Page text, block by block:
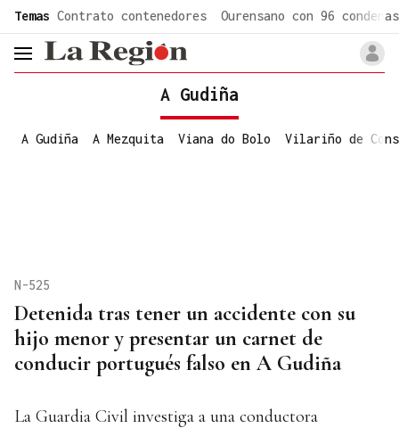
Temas Contrato contenedores Ourensano con 96 condenas
header.menu.open
A Gudiña
A Gudiña A Mezquita Viana do Bolo Vilariño de
Detenida tras tener un accidente con su
hijo menor y presentar un carnet de
conducir portugués falso en A Gudiña
N-525
La Guardia Civil investiga a una conductora